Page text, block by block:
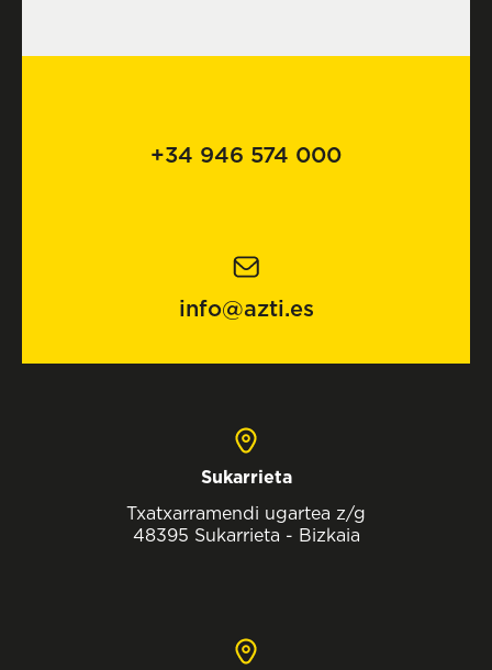
+34 946 574 000
info@azti.es
Sukarrieta
Txatxarramendi ugartea z/g
48395 Sukarrieta - Bizkaia